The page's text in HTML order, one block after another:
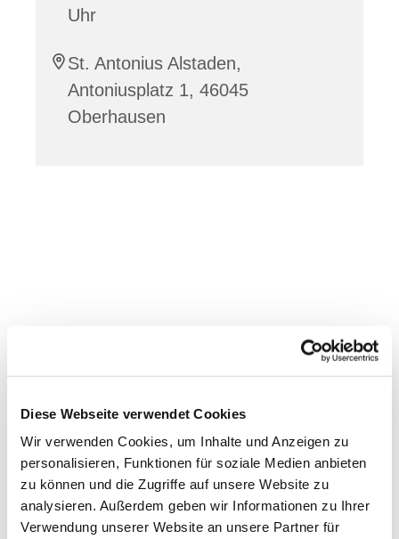
Diese Webseite verwendet Cookies
Wir verwenden Cookies, um Inhalte und Anzeigen zu
personalisieren, Funktionen für soziale Medien anbieten
zu können und die Zugriffe auf unsere Website zu
analysieren. Außerdem geben wir Informationen zu Ihrer
Verwendung unserer Website an unsere Partner für
Uhr
St. Antonius Alstaden,
Antoniusplatz 1, 46045
Oberhausen